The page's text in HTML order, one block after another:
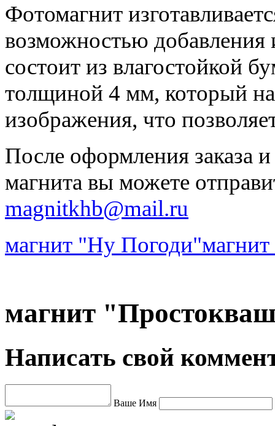
Фотомагнит
возможностью
состоит из влагостойкой
толщиной 4 мм, который
изображения, что
После оформления заказа
магнита вы можете
magnitkhb@mail.ru
магнит "Ну Погоди"
магнит
Написать свой
Ваше Имя